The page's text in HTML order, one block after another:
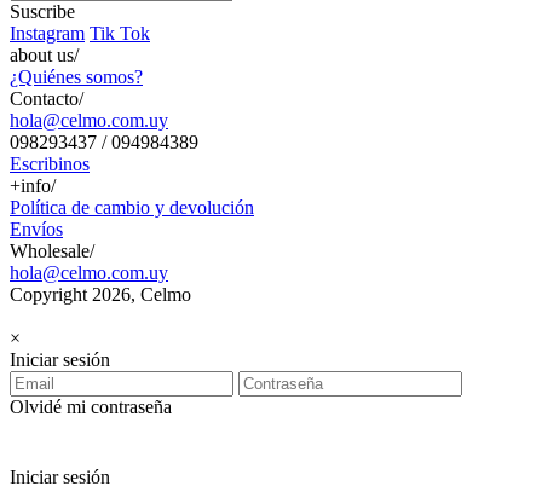
Suscribe
Instagram Tik Tok
about us/
¿Quiénes somos?
Contacto/
hola@celmo.com.uy
098293437 / 094984389
Escribinos
+info/
Política de cambio y devolución
Envíos
Wholesale/
hola@celmo.com.uy
Copyright 2026, Celmo
×
Iniciar sesión
Olvidé mi contraseña
Iniciar sesión